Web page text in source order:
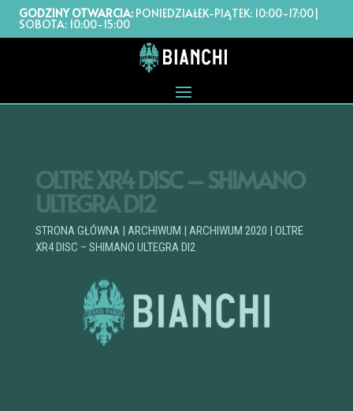
GODZINY OTWARCIA: PONIEDZIAŁEK-PIĄTEK: 10:00-17:00|
SOBOTA: 10:00-15:00
OLTRE XR4 DISC – SHIMANO
ULTEGRA DI2
STRONA GŁÓWNA| ARCHIWUM | ARCHIWUM 2020 | OLTRE
XR4 DISC – SHIMANO ULTEGRA DI2